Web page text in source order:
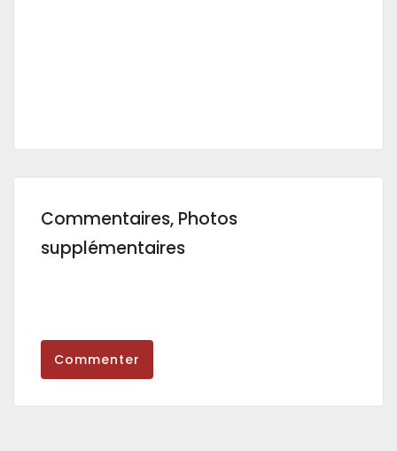
Commentaires, Photos
supplémentaires
Commenter